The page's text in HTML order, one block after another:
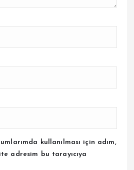
kullanılması için adım,
adresim bu tarayıcıya